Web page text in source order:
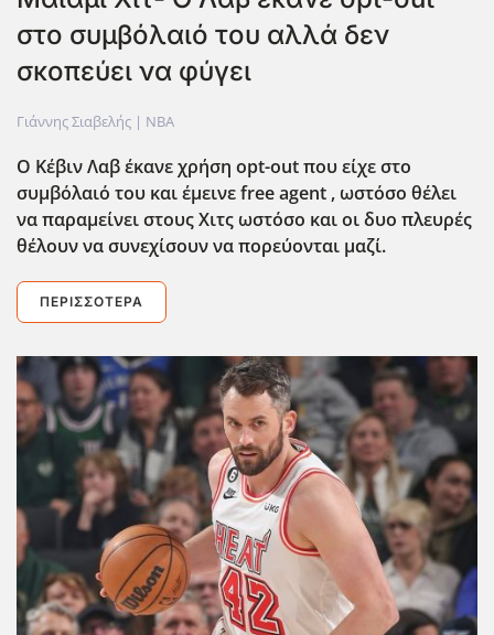
στο συμβόλαιό του αλλά δεν
σκοπεύει να φύγει
Γιάννης Σιαβελής | NBA
Ο Κέβιν Λαβ έκανε χρήση opt-out που είχε στο
συμβόλαιό του και έμεινε free agent , ωστόσο θέλει
να παραμείνει στους Χιτς ωστόσο και οι δυο πλευρές
θέλουν να συνεχίσουν να πορεύονται μαζί.
ΠΕΡΙΣΣΌΤΕΡΑ